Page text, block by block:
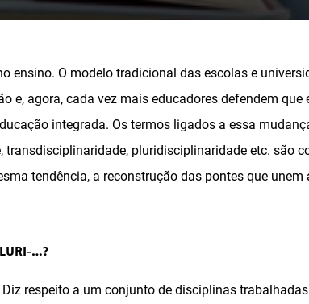
ensino. O modelo tradicional das escolas e
e, agora, cada vez mais educadores defendem que
integrada. Os termos ligados a essa
pluridisciplinaridade etc. são
tendência, a reconstrução das pontes que unem
…?
respeito a um conjunto de disciplinas